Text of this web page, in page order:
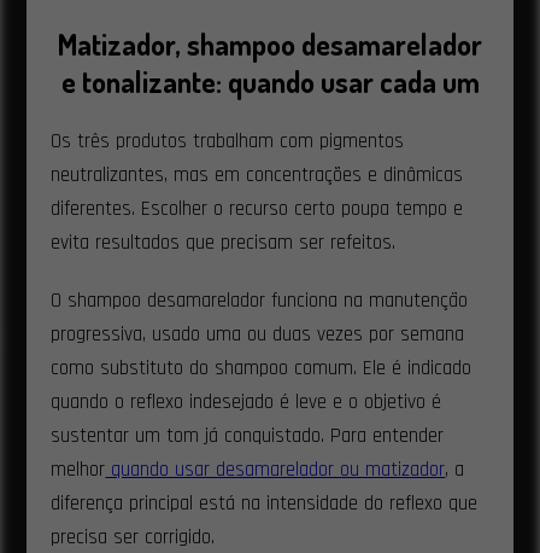
Matizador, shampoo desamarelador
e tonalizante: quando usar cada um
Os três produtos trabalham com pigmentos
neutralizantes, mas em concentrações e dinâmicas
diferentes. Escolher o recurso certo poupa tempo e
evita resultados que precisam ser refeitos.
O shampoo desamarelador funciona na manutenção
progressiva, usado uma ou duas vezes por semana
como substituto do shampoo comum. Ele é indicado
quando o reflexo indesejado é leve e o objetivo é
sustentar um tom já conquistado. Para entender
melhorquando usar desamarelador ou matizador, a
diferença principal está na intensidade do reflexo que
precisa ser corrigido.